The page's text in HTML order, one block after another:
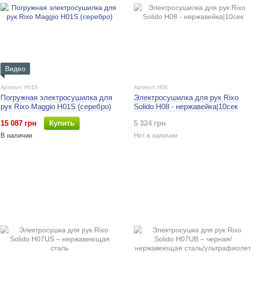
Видео
Артикул: H01S
Погружная электросушилка для
рук Rixo Maggio H01S (серебро)
15 087 грн
Купить
В наличии
Артикул: H08
Электросушилка для рук Rixo
Solido H08 - нержавейка|10сек
5 324 грн
Нет в наличии